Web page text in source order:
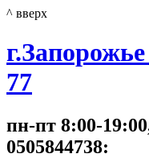
^ вверх
77
пн-пт 8:00-
0505844738: